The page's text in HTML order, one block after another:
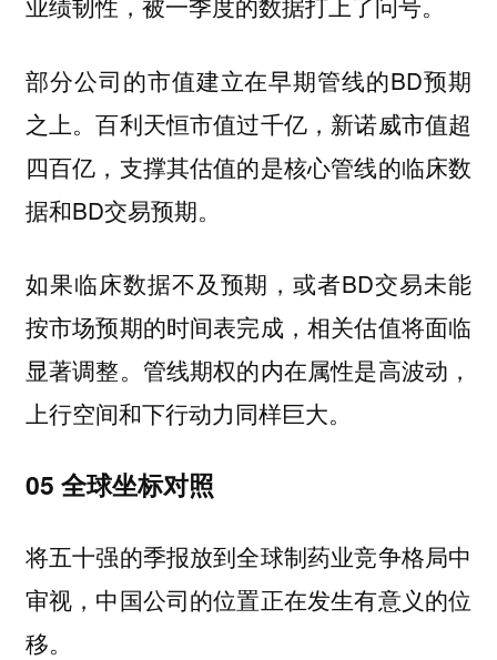
部分公司的市值建立在早期管线的BD预期
之上。百利天恒市值过千亿，新诺威市值超
四百亿，支撑其估值的是核心管线的临床数
据和BD交易预期。
如果临床数据不及预期，或者BD交易未能
按市场预期的时间表完成，相关估值将面临
显著调整。管线期权的内在属性是高波动，
上行空间和下行动力同样巨大。
05 全球坐标对照
将五十强的季报放到全球制药业竞争格局中
审视，中国公司的位置正在发生有意义的位
移。